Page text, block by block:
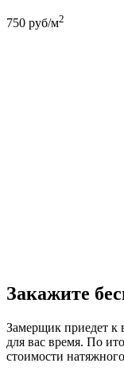
750 руб/м2
Закажите
Замерщик приедет к
для вас время. По
стоимости